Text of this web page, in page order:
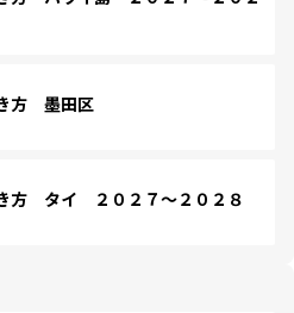
方 墨田区
方 タイ ２０２７～２０２８